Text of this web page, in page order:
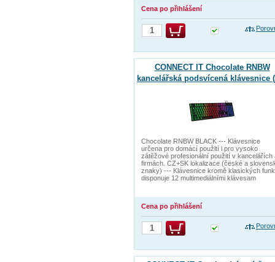
Cena po přihlášení
CONNECT IT Chocolate RNBW
kancelářská podsvícená klávesnice
Chocolate RNBW BLACK --- Klávesnice
určena pro domácí použití i pro vysoko
zátěžové profesionální použití v kancelářích
firmách. CZ+SK lokalizace (české a
znaky) --- Klávesnice kromě klasických
disponuje 12 multimediálními klávesam
Cena po přihlášení